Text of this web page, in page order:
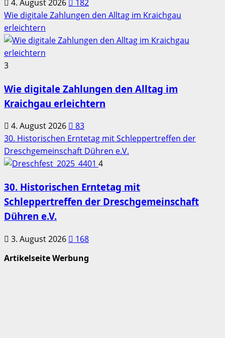
4. August 2026
182
Wie digitale Zahlungen den Alltag im Kraichgau
erleichtern
3
Wie digitale Zahlungen den Alltag im
Kraichgau erleichtern
4. August 2026
83
30. Historischen Erntetag mit Schleppertreffen der
Dreschgemeinschaft Dühren e.V.
4
30. Historischen Erntetag mit
Schleppertreffen der Dreschgemeinschaft
Dühren e.V.
3. August 2026
168
Artikelseite Werbung